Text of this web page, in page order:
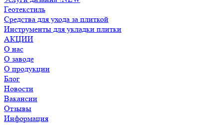
Геотекстиль
Средства для ухода за плиткой
Инструменты для укладки плитки
АКЦИИ
О нас
О заводе
О продукции
Блог
Новости
Вакансии
Отзывы
Информация